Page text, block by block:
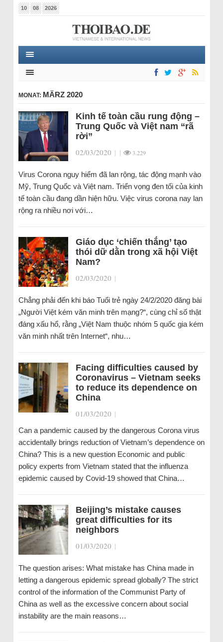
10 08 2026
MONAT: MÄRZ 2020
Kinh tế toàn cầu rung động –
Trung Quốc và Việt nam “rã
rời”
02/03/2020 | | 3.229
Virus Corona nguy hiểm đã lan rộng, tác động mạnh vào
Mỹ, Trung Quốc và Việt nam. Triển vọng đen tối của kinh
tế toàn cầu đang dần hiện hữu. Việc virus corona nay lan
rộng ra nhiều nơi với…
Giáo dục ‘chiến thắng’ tạo
thói dữ dằn trong xã hội Việt
Nam?
02/03/2020 |
Chẳng phải đến khi báo Tuổi trẻ ngày 24/2/2020 đăng bài
„Người Việt kém văn minh trên mạng?“, cùng chỉ số thật
đáng xấu hổ, rằng „Việt Nam thuộc nhóm 5 quốc gia kém
văn minh nhất trên Internet“, nhu…
Facing difficulties caused by
Coronavirus – Vietnam seeks
to reduce its dependence on
China
01/03/2020 |
Can a pandemic caused by the dangerous Corona virus
accidentally brings reduction of Vietnam’s dependence on
China? This is a new question Economic and public
policy experts from Vietnam stated that the influenza
epidemic caused by Covid-19 showed that China…
Beijing’s mistake causes
great difficulties for its
neighbors
01/03/2020 |
The question arises: What mistake has China made in
letting a dangerous epidemic spread globally? The strict
control of the information of the Communist Party of
China as well as the excessive concern about social
instability are the main reasons…